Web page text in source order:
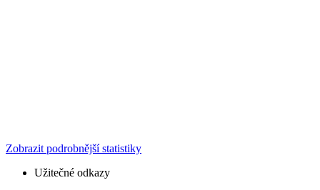
Zobrazit podrobnější statistiky
Užitečné odkazy